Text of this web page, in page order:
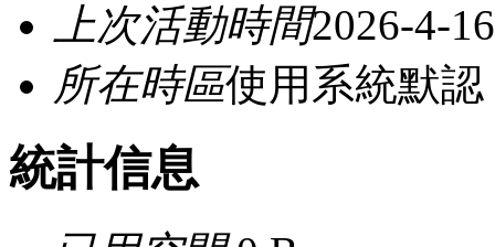
上次活動時間2026-4-
所在時區使用系統默認
統計信息